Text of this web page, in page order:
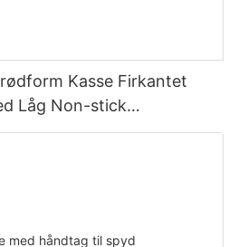
Kasse Firkantet
Låg Non-stick